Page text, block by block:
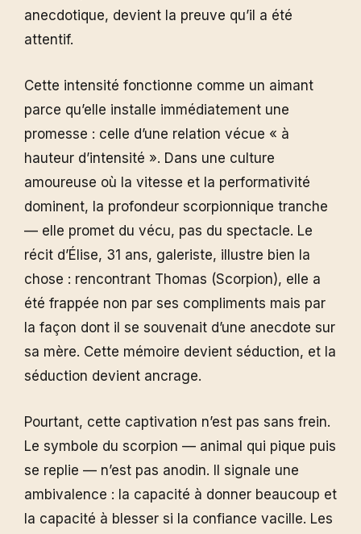
anecdotique, devient la preuve qu’il a été
attentif.
Cette intensité fonctionne comme un aimant
parce qu’elle installe immédiatement une
promesse : celle d’une relation vécue « à
hauteur d’intensité ». Dans une culture
amoureuse où la vitesse et la performativité
dominent, la profondeur scorpionnique tranche
— elle promet du vécu, pas du spectacle. Le
récit d’Élise, 31 ans, galeriste, illustre bien la
chose : rencontrant Thomas (Scorpion), elle a
été frappée non par ses compliments mais par
la façon dont il se souvenait d’une anecdote sur
sa mère. Cette mémoire devient séduction, et la
séduction devient ancrage.
Pourtant, cette captivation n’est pas sans frein.
Le symbole du scorpion — animal qui pique puis
se replie — n’est pas anodin. Il signale une
ambivalence : la capacité à donner beaucoup et
la capacité à blesser si la confiance vacille. Les